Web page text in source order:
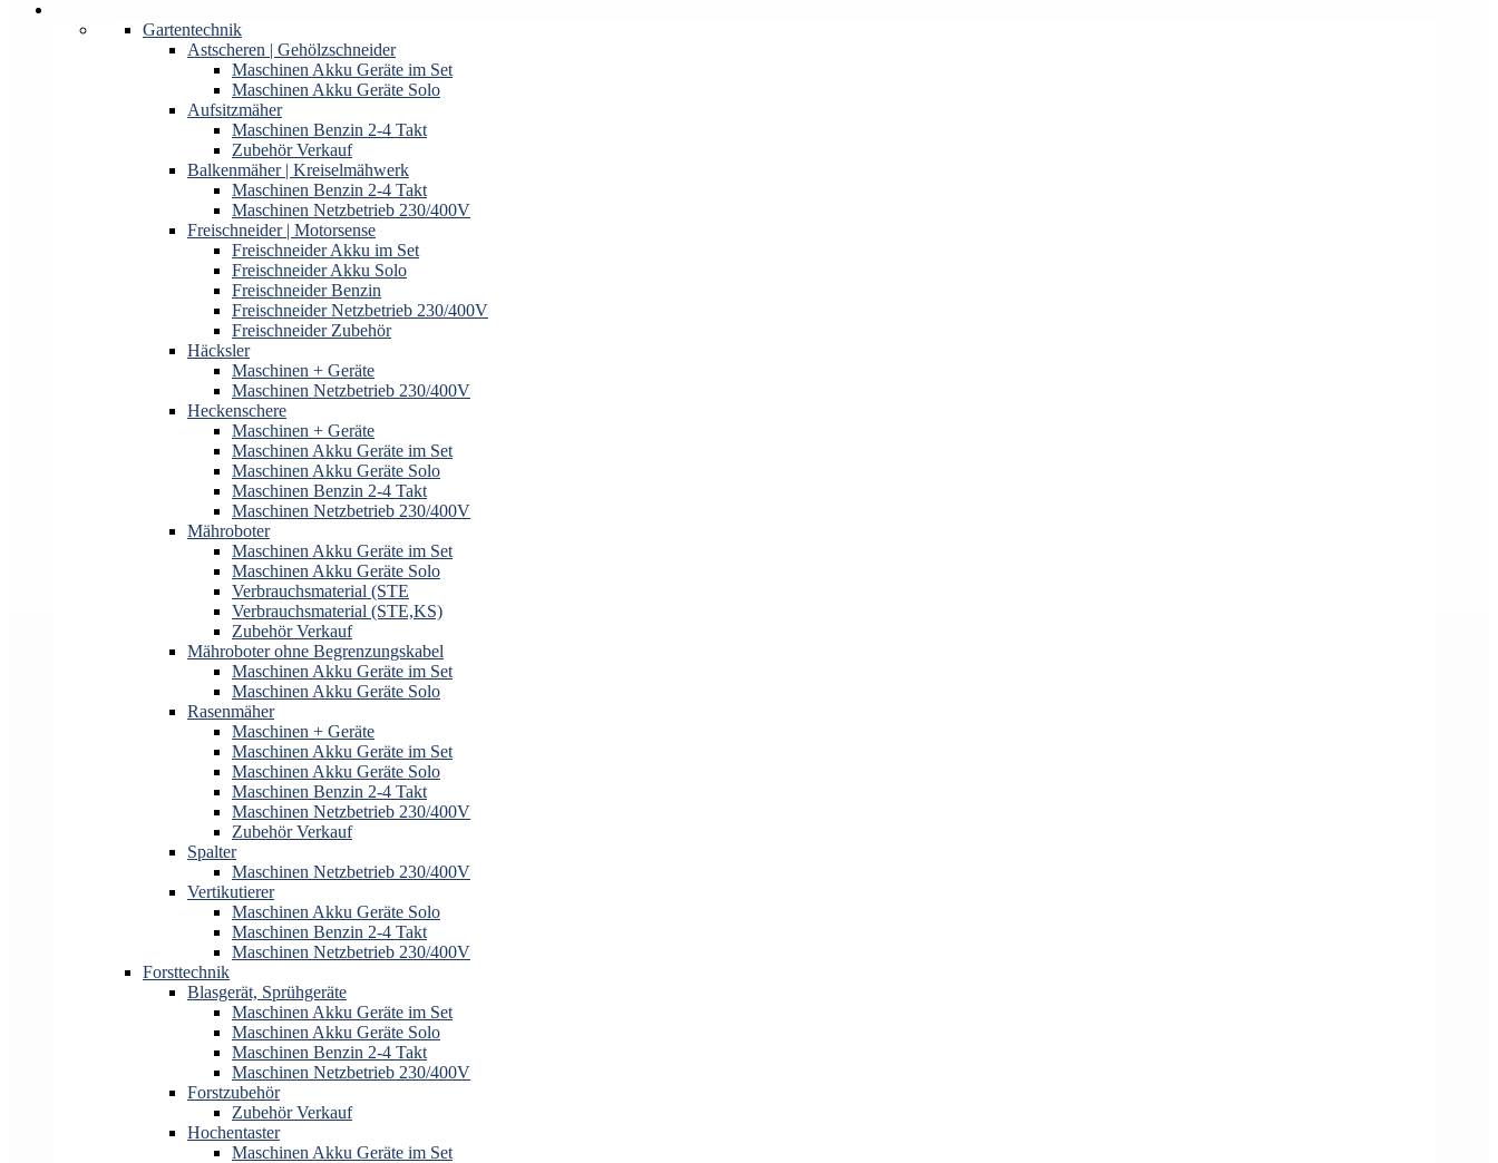
Gartentechnik
Astscheren | Gehölzschneider
Maschinen Akku Geräte im Set
Maschinen Akku Geräte Solo
Aufsitzmäher
Maschinen Benzin 2-4 Takt
Zubehör Verkauf
Balkenmäher | Kreiselmähwerk
Maschinen Benzin 2-4 Takt
Maschinen Netzbetrieb 230/400V
Freischneider | Motorsense
Freischneider Akku im Set
Freischneider Akku Solo
Freischneider Benzin
Freischneider Netzbetrieb 230/400V
Freischneider Zubehör
Häcksler
Maschinen + Geräte
Maschinen Netzbetrieb 230/400V
Heckenschere
Maschinen + Geräte
Maschinen Akku Geräte im Set
Maschinen Akku Geräte Solo
Maschinen Benzin 2-4 Takt
Maschinen Netzbetrieb 230/400V
Mähroboter
Maschinen Akku Geräte im Set
Maschinen Akku Geräte Solo
Verbrauchsmaterial (STE
Verbrauchsmaterial (STE,KS)
Zubehör Verkauf
Mähroboter ohne Begrenzungskabel
Maschinen Akku Geräte im Set
Maschinen Akku Geräte Solo
Rasenmäher
Maschinen + Geräte
Maschinen Akku Geräte im Set
Maschinen Akku Geräte Solo
Maschinen Benzin 2-4 Takt
Maschinen Netzbetrieb 230/400V
Zubehör Verkauf
Spalter
Maschinen Netzbetrieb 230/400V
Vertikutierer
Maschinen Akku Geräte Solo
Maschinen Benzin 2-4 Takt
Maschinen Netzbetrieb 230/400V
Forsttechnik
Blasgerät, Sprühgeräte
Maschinen Akku Geräte im Set
Maschinen Akku Geräte Solo
Maschinen Benzin 2-4 Takt
Maschinen Netzbetrieb 230/400V
Forstzubehör
Zubehör Verkauf
Hochentaster
Maschinen Akku Geräte im Set